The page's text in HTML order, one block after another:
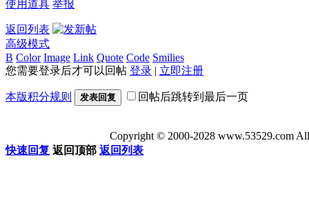
使用道具 举报
返回列表
高级模式
B Color Image Link Quote Code Smilies
您需要登录后才可以回帖 登录 | 立即注册
本版积分规则 发表回复 回帖后跳转到最后一页
Copyright © 2000-2028 www.53529.com
快速回复 返回顶部 返回列表